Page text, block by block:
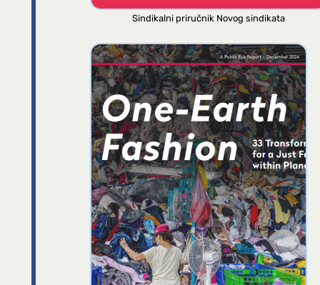
Sindikalni priručnik Novog sindikata